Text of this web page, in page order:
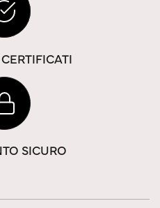
SICURO